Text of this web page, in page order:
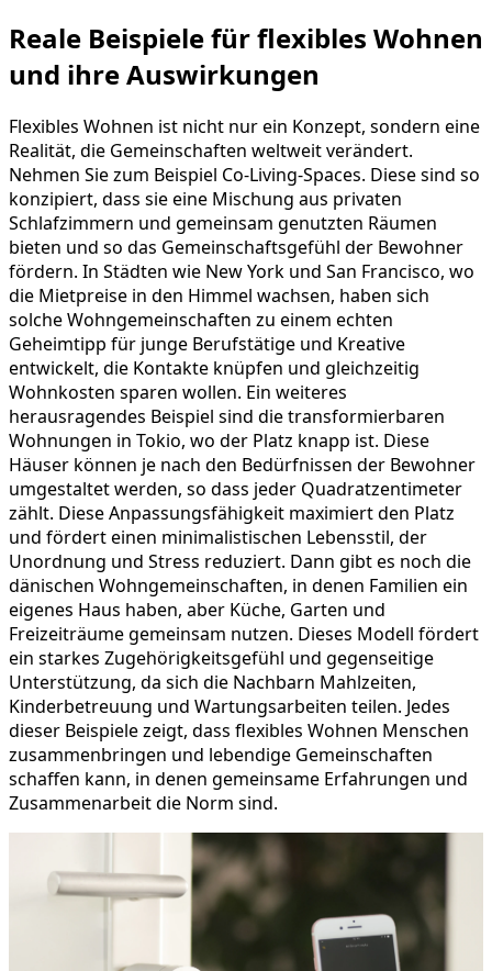
Reale Beispiele für flexibles Wohnen
und ihre Auswirkungen
Flexibles Wohnen ist nicht nur ein Konzept, sondern eine
Realität, die Gemeinschaften weltweit verändert.
Nehmen Sie zum Beispiel Co-Living-Spaces. Diese sind so
konzipiert, dass sie eine Mischung aus privaten
Schlafzimmern und gemeinsam genutzten Räumen
bieten und so das Gemeinschaftsgefühl der Bewohner
fördern. In Städten wie New York und San Francisco, wo
die Mietpreise in den Himmel wachsen, haben sich
solche Wohngemeinschaften zu einem echten
Geheimtipp für junge Berufstätige und Kreative
entwickelt, die Kontakte knüpfen und gleichzeitig
Wohnkosten sparen wollen. Ein weiteres
herausragendes Beispiel sind die transformierbaren
Wohnungen in Tokio, wo der Platz knapp ist. Diese
Häuser können je nach den Bedürfnissen der Bewohner
umgestaltet werden, so dass jeder Quadratzentimeter
zählt. Diese Anpassungsfähigkeit maximiert den Platz
und fördert einen minimalistischen Lebensstil, der
Unordnung und Stress reduziert. Dann gibt es noch die
dänischen Wohngemeinschaften, in denen Familien ein
eigenes Haus haben, aber Küche, Garten und
Freizeiträume gemeinsam nutzen. Dieses Modell fördert
ein starkes Zugehörigkeitsgefühl und gegenseitige
Unterstützung, da sich die Nachbarn Mahlzeiten,
Kinderbetreuung und Wartungsarbeiten teilen. Jedes
dieser Beispiele zeigt, dass flexibles Wohnen Menschen
zusammenbringen und lebendige Gemeinschaften
schaffen kann, in denen gemeinsame Erfahrungen und
Zusammenarbeit die Norm sind.